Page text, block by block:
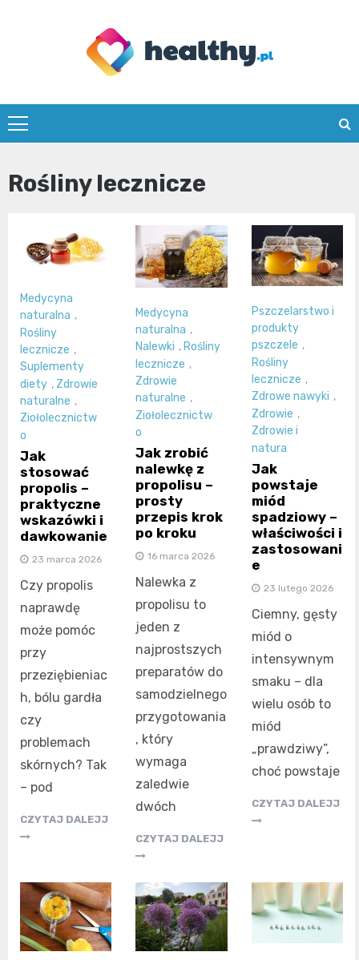
healthy.pl
Rośliny lecznicze
Medycyna
naturalna ,
Rośliny
lecznicze ,
Suplementy
diety , Zdrowie
naturalne ,
Ziołolecznictw
o
Jak
stosować
propolis –
praktyczne
wskazówki i
dawkowanie
23 marca 2026
Czy propolis
naprawdę
może pomóc
przy
przeziębieniac
h, bólu gardła
czy
problemach
skórnych? Tak
– pod
CZYTAJ DALEJJ
Medycyna
naturalna ,
Nalewki , Rośliny
lecznicze ,
Zdrowie
naturalne ,
Ziołolecznictw
o
Jak zrobić
nalewkę z
propolisu –
prosty
przepis krok
po kroku
16 marca 2026
Nalewka z
propolisu to
jeden z
najprostszych
preparatów do
samodzielnego
przygotowania
, który
wymaga
zaledwie
dwóch
CZYTAJ DALEJJ
Pszczelarstwo i
produkty
pszczele ,
Rośliny
lecznicze ,
Zdrowe nawyki ,
Zdrowie ,
Zdrowie i
natura
Jak
powstaje
miód
spadziowy –
właściwości i
zastosowani
e
23 lutego 2026
Ciemny, gęsty
miód o
intensywnym
smaku – dla
wielu osób to
miód
„prawdziwy”,
choć powstaje
CZYTAJ DALEJJ